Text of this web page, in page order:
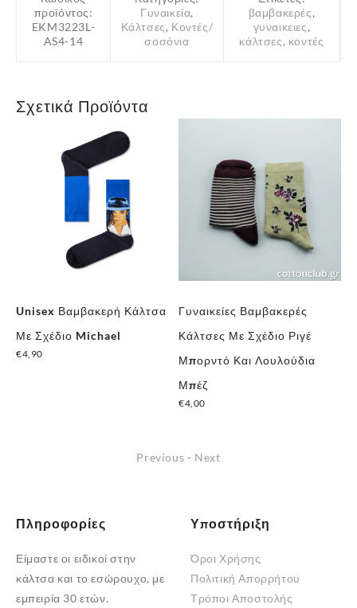
προϊόντος:
EKM3223L-
AS4-14
Γυναικεία,
Κάλτσες, Κοντές/
σοσόνια
βαμβακερές,
γυναικειες,
κάλτσες, κοντές
Σχετικά Προϊόντα
Unisex Βαμβακερή Κάλτσα
Με Σχέδιο Michael
€4,90
Γυναικείες Βαμβακερές
Κάλτσες Με Σχέδιο Ριγέ
Μπορντό Και Λουλούδια
Μπέζ
€4,00
Previous - Next
Πληροφορίες
Είμαστε οι ειδικοί στην
κάλτσα και το εσώρουχο, με
εμπειρία 30 ετών.
Υποστήριξη
Όροι Χρήσης
Πολιτική Απορρήτου
Τρόποι Αποστολής